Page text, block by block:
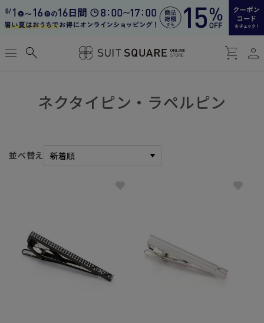
menu search shopping_cart person
ネクタイピン・ラペルピン
並べ替え